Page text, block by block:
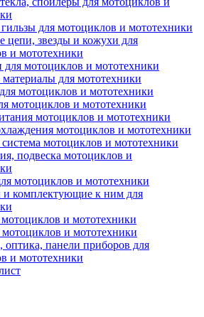
для мотоциклов и мототехники
цепи, звезды и кожухи для
и мототехники
для мотоциклов и мототехники
для мототехники
мотоциклов и мототехники
мотоциклов и мототехники
мотоциклов и мототехники
мотоциклов и мототехники
мотоциклов и мототехники
подвеска мотоциклов и
мотоциклов и мототехники
комплектующие к ним для
и мототехники
и мототехники
оптика, панели приборов для
и мототехники